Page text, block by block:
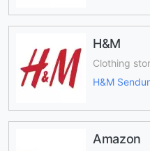
H&M
Clothing
H&M
Amazon